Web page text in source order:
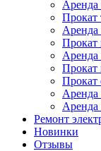
Аренда
Прокат
Прокат
Прокат
Аренда
Аренда
Ремонт
Новинки
Отзывы